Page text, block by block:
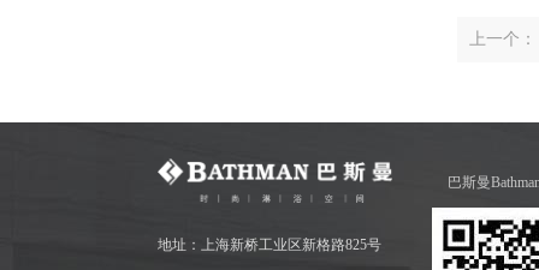
上一个：
地址：上海新桥工业区新格路825号
巴斯曼